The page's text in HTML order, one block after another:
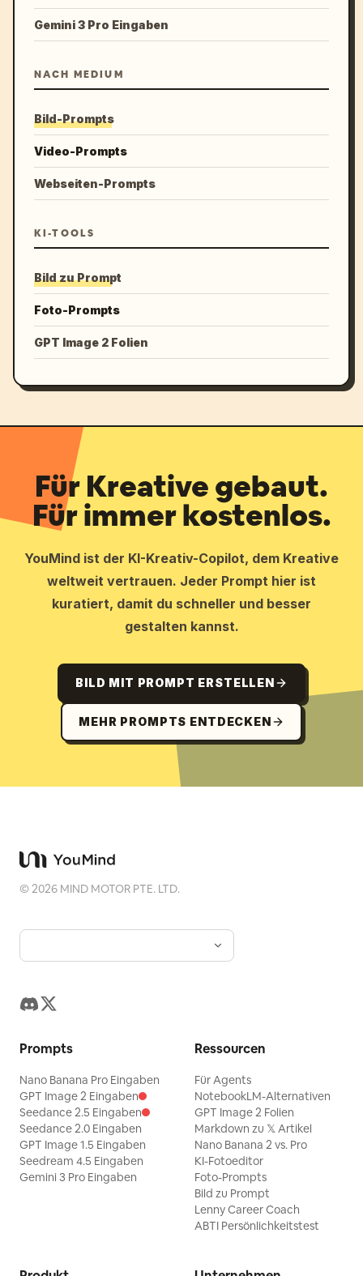
Gemini 3 Pro Eingaben
NACH MEDIUM
Bild-Prompts
Video-Prompts
Webseiten-Prompts
KI-TOOLS
Bild zu Prompt
Foto-Prompts
GPT Image 2 Folien
Für Kreative gebaut.
Für immer kostenlos.
YouMind ist der KI-Kreativ-Copilot, dem Kreative
weltweit vertrauen. Jeder Prompt hier ist
kuratiert, damit du schneller und besser
gestalten kannst.
BILD MIT PROMPT ERSTELLEN
MEHR PROMPTS ENTDECKEN
©2026 MIND MOTOR PTE. LTD.
Prompts
Nano Banana Pro Eingaben
GPT Image 2 Eingaben
Seedance 2.5 Eingaben
Seedance 2.0 Eingaben
GPT Image 1.5 Eingaben
Seedream 4.5 Eingaben
Gemini 3 Pro Eingaben
Ressourcen
Für Agents
NotebookLM-Alternativen
GPT Image 2 Folien
Markdown zu 𝕏 Artikel
Nano Banana 2 vs. Pro
KI-Fotoeditor
Foto-Prompts
Bild zu Prompt
Lenny Career Coach
ABTI Persönlichkeitstest